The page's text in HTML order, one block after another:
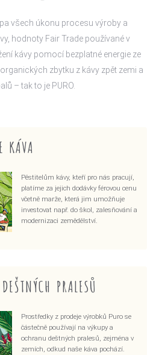
všech úkonu procesu výroby a
hodnoty Fair Trade používané v
kávy pomocí bezplatné energie ze
zbytku z kávy zpět zemi a
– tak to je PURO.
KÁVA
Pěstitelům kávy, kteří pro nás pracují,
platíme za jejich dodávky férovou cenu
včetně marže, která jim umožňuje
investovat např. do škol, zalesňování a
modernizaci zemědělství.
PRALESŮ
Prostředky z prodeje výrobků Puro se
částečně používají na výkupy a
ochranu deštných pralesů, zejména v
zemích, odkud naše káva pochází.